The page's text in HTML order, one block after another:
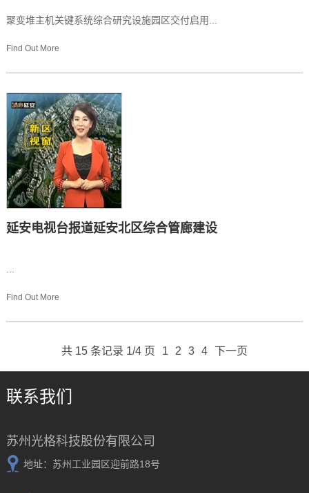
聚变堆主机关键系统综合研究设施园区交付启用...
Find Out More
延安电视台报道延安北区综合管廊建设
...
Find Out More
共 15 条记录 1/4 页 1 2 3 4 下一页
联系我们
苏州光格科技股份有限公司
地址：苏州工业园区迎前路18号